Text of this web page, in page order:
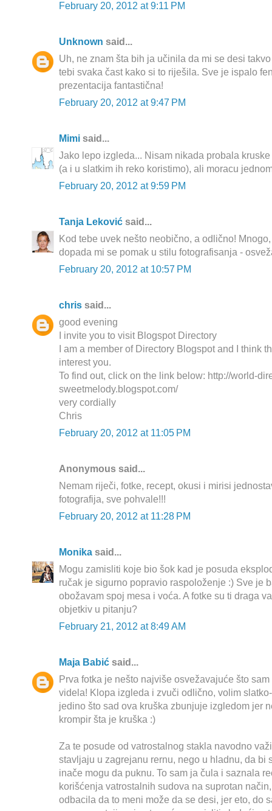
February 20, 2012 at 9:11 PM
Unknown said...
Uh, ne znam šta bih ja učinila da mi se desi
tebi svaka čast kako si to riješila. Sve je ispalo
prezentacija fantastična!
February 20, 2012 at 9:47 PM
Mimi said...
Jako lepo izgleda... Nisam nikada probala
(a i u slatkim ih reko koristimo), ali moracu
February 20, 2012 at 9:59 PM
Tanja Leković said...
Kod tebe uvek nešto neobično, a odlično!
dopada mi se pomak u stilu fotografisanja -
February 20, 2012 at 10:57 PM
chris said...
good evening
I invite you to visit Blogspot Directory
I am a member of Directory Blogspot and I think
interest you.
To find out, click on the link below: http://world-
sweetmelody.blogspot.com/
very cordially
Chris
February 20, 2012 at 11:05 PM
Anonymous said...
Nemam riječi, fotke, recept, okusi i mirisi
fotografija, sve pohvale!!!
February 20, 2012 at 11:28 PM
Monika said...
Mogu zamisliti koje bio šok kad je posuda
ručak je sigurno popravio raspoloženje :) Sve je
obožavam spoj mesa i voća. A fotke su ti draga
objetkiv u pitanju?
February 21, 2012 at 8:49 AM
Maja Babić said...
Prva fotka je nešto najviše osvežavajuće što
videla! Klopa izgleda i zvuči odlično, volim
jedino što sad ova kruška zbunjuje izgledom jer
krompir šta je kruška :)
Za te posude od vatrostalnog stakla navodno
stavljaju u zagrejanu rernu, nego u hladnu, da bi
inače mogu da puknu. To sam ja čula i saznala
korišćenja vatrostalnih sudova na suprotan
odbacila da to meni može da se desi, jer eto, do